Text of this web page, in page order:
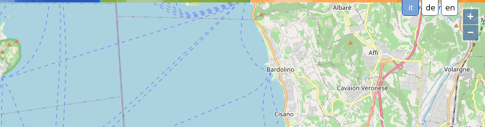
it de en
+
−